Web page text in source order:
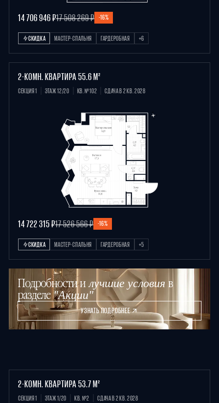
14 706 946 ₽17 508 269 ₽ -16%
СКИДКА МАСТЕР-СПАЛЬНЯ ГАРДЕРОБНАЯ +6
2-КОМН. КВАРТИРА 55.6 М²
СЕКЦИЯ 1 ЭТАЖ 12/20 КВ. №102 СДАЧА В 2 КВ. 2028
14 722 315 ₽17 526 566 ₽ -16%
СКИДКА МАСТЕР-СПАЛЬНЯ ГАРДЕРОБНАЯ +5
Подробности илучшие условия в
разделе"Акции"
УЗНАТЬ ПОДРОБНЕЕ
2-КОМН. КВАРТИРА 53.7 М²
СЕКЦИЯ 1 ЭТАЖ 1/20 КВ. №2 СДАЧА В 2 КВ. 2028